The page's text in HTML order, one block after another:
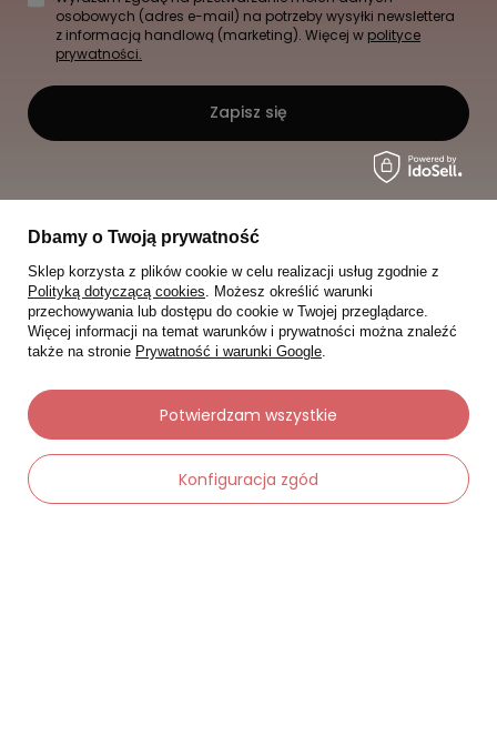
osobowych (adres e-mail) na potrzeby wysyłki newslettera
z informacją handlową (marketing). Więcej w polityce
prywatności.
Zapisz się
Dbamy o Twoją prywatność
Sklep korzysta z plików cookie w celu realizacji usług zgodnie z
Polityką dotyczącą cookies. Możesz określić warunki
przechowywania lub dostępu do cookie w Twojej przeglądarce.
Więcej informacji na temat warunków i prywatności można znaleźć
także na stronie Prywatność i warunki Google.
Konfiguracja zgód
Potwierdzam wszystkie